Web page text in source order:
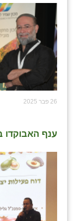
26 פבר 2025
ענף האבוקדו
תלמי יוסף
בוסתן הגליל